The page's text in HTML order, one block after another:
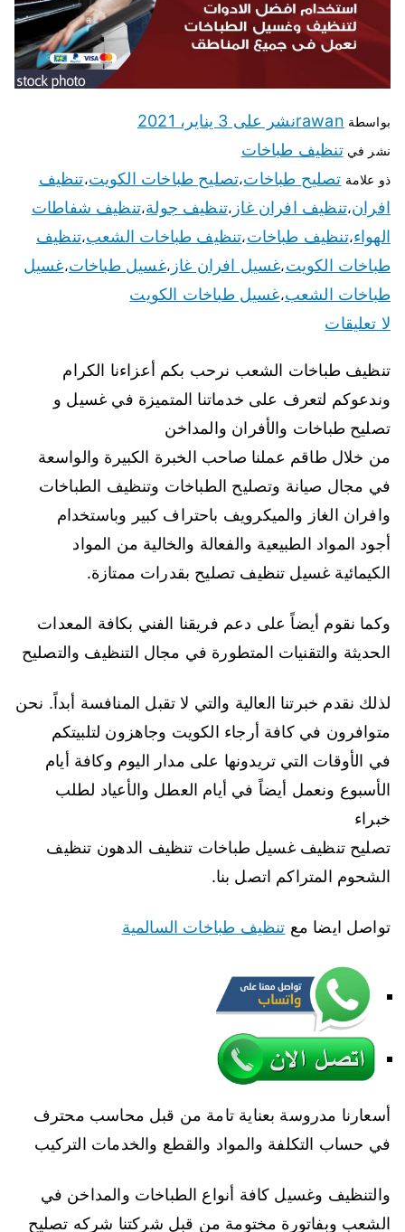
بواسطة rawanنشر على 3 يناير، 2021
نشر فيتنظيف طباخات
ذو علامة تصليح طباخات،تصليح طباخات الكويت،تنظيف
افران،تنظيف افران غاز ،تنظيف جولة،تنظيف شفاطات
الهواء،تنظيف طباخات،تنظيف طباخات الشعب،تنظيف
طباخات الكويت،غسيل افران غاز ،غسيل طباخات،غسيل
طباخات الشعب،غسيل طباخات الكويت
لا تعليقات
تنظيف طباخات الشعب نرحب بكم أعزاءنا الكرام
وندعوكم لتعرف على خدماتنا المتميزة في غسيل و
تصليح طباخات والأفران والمداخن
من خلال طاقم عملنا صاحب الخبرة الكبيرة والواسعة
في مجال صيانة وتصليح الطباخات وتنظيف الطباخات
وافران الغاز والميكرويف باحتراف كبير وباستخدام
أجود المواد الطبيعية والفعالة والخالية من المواد
الكيمائية غسيل تنظيف تصليح بقدرات ممتازة.
وكما نقوم أيضاً على دعم فريقنا الفني بكافة المعدات
الحديثة والتقنيات المتطورة في مجال التنظيف والتصليح
لذلك نقدم خبرتنا العالية والتي لا تقبل المنافسة أبداً. نحن
متوافرون في كافة أرجاء الكويت وجاهزون لتلبيتكم
في الأوقات التي تريدونها على مدار اليوم وكافة أيام
الأسبوع ونعمل أيضاً في أيام العطل والأعياد لطلب
خبراء
تصليح تنظيف غسيل طباخات تنظيف الدهون تنظيف
الشحوم المتراكم اتصل بنا.
تواصل ايضا مع تنظيف طباخات السالمية
أسعارنا مدروسة بعناية تامة من قبل محاسب محترف
في حساب التكلفة والمواد والقطع والخدمات التركيب
والتنظيف وغسيل كافة أنواع الطباخات والمداخن في
الشعب وبفاتورة مختومة من قبل شركتنا شركه تصليح